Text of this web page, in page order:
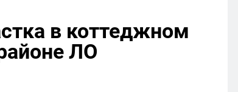
в коттеджном
ЛО